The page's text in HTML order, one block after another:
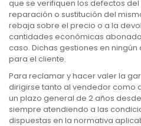
que se verifiquen los defectos
reparación o sustitución del
rebaja sobre el precio o a la
cantidades económicas
caso. Dichas gestiones en
para el cliente.
Para reclamar y hacer valer la
dirigirse tanto al vendedor como
un plazo general de 2 años
siempre atendiendo a las
dispuestas en la normativa